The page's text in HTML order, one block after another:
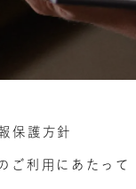
保護方針
ご利用にあたって